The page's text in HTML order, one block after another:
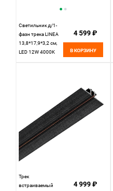
Светильник д/1-
фазн трека LINEA
13,8*17,9*3,2 см,
LED 12W 4000K
4 599 ₽
В КОРЗИНУ
Трек
встраиваемый
4 999 ₽